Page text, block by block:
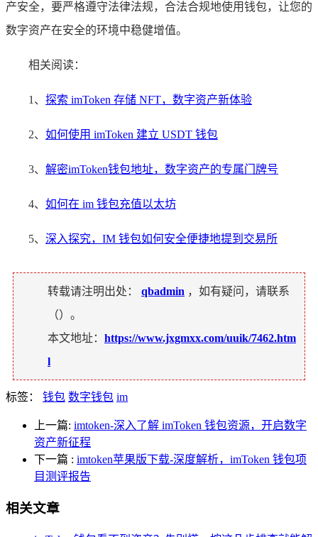
产安全，要严格遵守法律法规，合法合规地使用钱包，让您的
数字资产在安全的环境中稳健增值。
相关阅读：
1、 探索 imToken 存储 NFT，数字资产新体验
2、 如何使用 imToken 建立 USDT 钱包
3、 解密imToken钱包地址，数字资产的专属门牌号
4、 如何在 im 钱包充值以太坊
5、 深入探究，IM 钱包如何安全便捷地提到交易所
转载请注明出处： qbadmin ，如有疑问，请联系
（）。
本文地址： https://www.jxgmxx.com/uuik/7462.htm
l
标签： 钱包 数字钱包 im
上一篇: imtoken-深入了解 imToken 钱包资源，开启数字
资产新征程
下一篇 : imtoken苹果版下载-深度解析，imToken 钱包项
目测评报告
相关文章